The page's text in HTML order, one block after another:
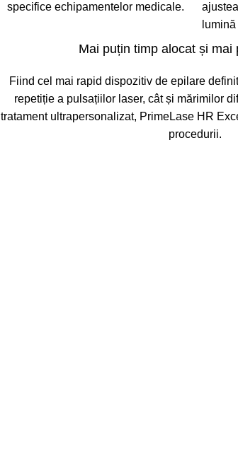
specifice echipamentelor medicale.
Mai puțin timp alocat și mai
Fiind cel mai rapid dispozitiv de epilare
repetiție a pulsațiilor laser, cât și mărimilor
tratament ultrapersonalizat, PrimeLase HR
procedurii.